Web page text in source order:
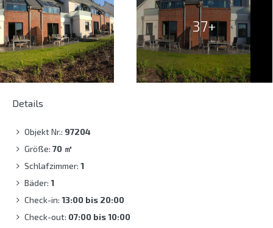
37+
Details
Objekt Nr.: 97204
Größe: 70 ㎡
Schlafzimmer: 1
Bäder: 1
Check-in: 13:00 bis 20:00
Check-out: 07:00 bis 10:00